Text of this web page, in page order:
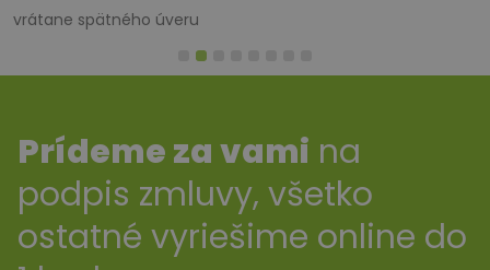
vrátane spätného úveru
Prídeme za vami na
podpis zmluvy, všetko
ostatné vyriešime online do